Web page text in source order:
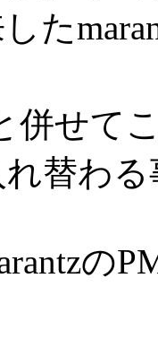
た
併せて
替わ
の